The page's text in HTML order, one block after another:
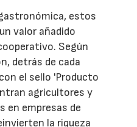
estos
valor añadido
Según
detrás de cada
el sello 'Producto
agricultores y
en empresas de
la riqueza